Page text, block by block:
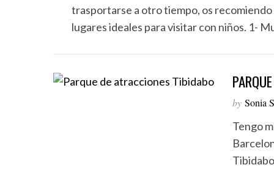
trasportarse a otro tiempo, os
lugares ideales para visitar con niños. 1-
by Sonia
Tengo